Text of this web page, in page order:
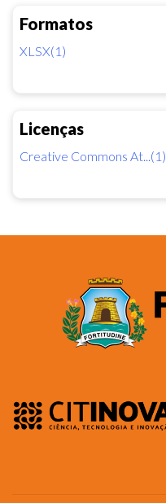
Formatos
XLSX(1)
Licenças
Creative Commons At...(1)